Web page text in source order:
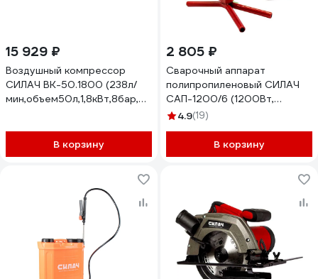
15 929 ₽
Воздушный компрессор
СИЛАЧ ВК-50.1800 (238л/
мин,объем50л,1,8кВт,8бар,2850об/
В корзину
2 805 ₽
Сварочный аппарат
полипропиленовый СИЛАЧ
САП-1200/6 (1200Вт,
Насадки 20,25,32,40,50,63)
4.9(19)
В корзину